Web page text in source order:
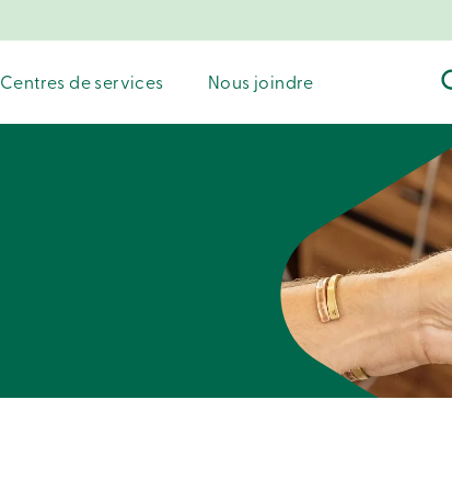
Centres de services Nous joindre